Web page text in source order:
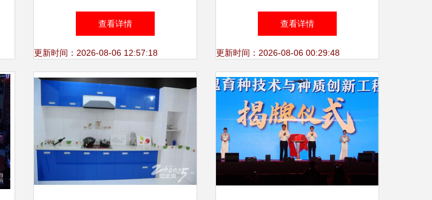
议展览局北京路演，助力中泰
会展合作升级
查看详情
更新时间：2026-08-06 12:57:18
迎新春工笔画作品展 承办展
览展示
查看详情
更新时间：2026-08-06 00:29:48